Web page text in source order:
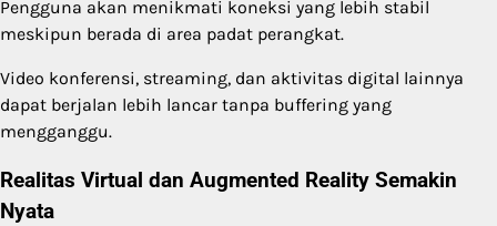
Pengguna akan menikmati koneksi yang lebih stabil
meskipun berada di area padat perangkat.
Video konferensi, streaming, dan aktivitas digital lainnya
dapat berjalan lebih lancar tanpa buffering yang
mengganggu.
Realitas Virtual dan Augmented Reality Semakin
Nyata